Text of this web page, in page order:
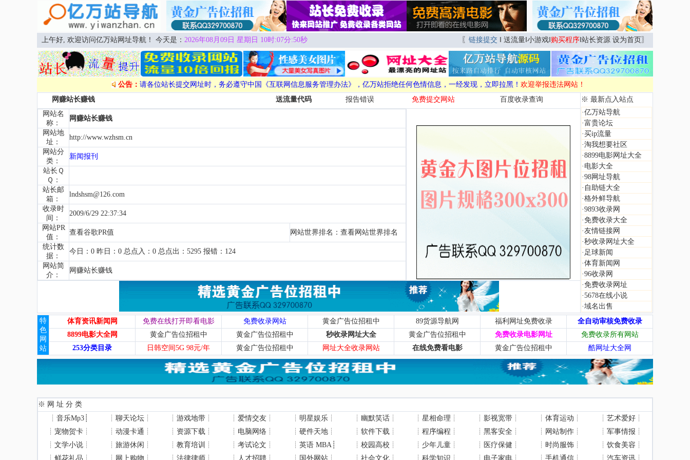
上午好, 欢迎访问亿万站网址导航！ 今天是： 2026年08月09日 星期日 10时:07分:50秒 〖 链接提交 送流量 小游戏 购买程序 站长资源 设为首页〗
公告： 请各位站长提交网址时，务必遵守中国《互联网信息服务管理办法》，亿万站拒绝任何色情信息，一经发现，立即拉黑！ 欢迎举报违法网站！
网赚站长赚钱
送流量代码 报告错误 免费提交网站 百度收录查询
※ 最新点入站点
·亿万站导航
·富贵论坛
·买ip流量
·淘我想要社区
·8899电影网址大全
· 电影大全
·98网址导航
· 自助链大全
·格外鲜导航
·9893收录网
·免费收录大全
·友情链接网
·秒收录网址大全
· 足球新闻
·体育新闻网
·96收录网
·免费收录网址
·5678在线小说
·域名出售
网站名
称：
网赚站长赚钱
网站地
址：
http://www.wzhsm.cn
网站分
类：
新闻报刊
站长Ｑ
Ｑ：
站长邮
箱：
lndshsm@126.com
收录时
间：
2009/6/29 22:37:34
网站PR
值：
查看谷歌PR值 网站世界排名： 查看网站世界排名
统计数
据：
今日：0 昨日：0 总点入：0 总点出：5295 报错：124
网站简
介：
网赚站长赚钱
特
色
网
站
体育资讯新闻网 免费在线打开即看电影 免费收录网站 黄金广告位招租中 89货源导航网 福利网址免费收录
全自动审核免费收录
8899电影大全网
黄金广告位招租中 黄金广告位招租中 秒收录网址大全 黄金广告位招租中 免费收录电影网址
免费收录所有网站
253分类目录
日韩空间5G 98元/年 黄金广告位招租中 网址大全收录网站 在线免费看电影 黄金广告位招租中 酷网址大全网
※ 网 址 分 类
┊ 音乐Mp3 ┊ ┊ 聊天论坛 ┊ ┊ 游戏地带 ┊ ┊ 爱情交友 ┊ ┊ 明星娱乐 ┊ ┊ 幽默笑话 ┊ ┊ 星相命理 ┊ ┊ 影视宽带┊ ┊ 体育运动 ┊ ┊ 艺术爱好┊
┊ 宠物贺卡 ┊ ┊ 动漫卡通 ┊ ┊ 资源下载 ┊ ┊ 电脑网络 ┊ ┊ 硬件天地 ┊ ┊ 软件下载 ┊ ┊ 程序编程 ┊ ┊ 黑客安全┊ ┊ 网站制作┊ ┊ 军事情报 ┊
┊ 文学小说 ┊ ┊ 旅游休闲 ┊ ┊ 教育培训 ┊ ┊ 考试论文 ┊ ┊ 英语 MBA┊ ┊ 校园高校 ┊ ┊ 少年儿童 ┊ ┊ 医疗保健 ┊ ┊ 时尚服饰┊ ┊ 饮食美容 ┊
┊ 鲜花礼品 ┊ ┊ 网上购物 ┊ ┊ 法律律师 ┊ ┊ 人才招聘 ┊ ┊ 国外网站 ┊ ┊ 社会文化 ┊ ┊ 科学知识 ┊ ┊ 电子家电┊ ┊ 手机通信┊ ┊ 汽车资讯┊